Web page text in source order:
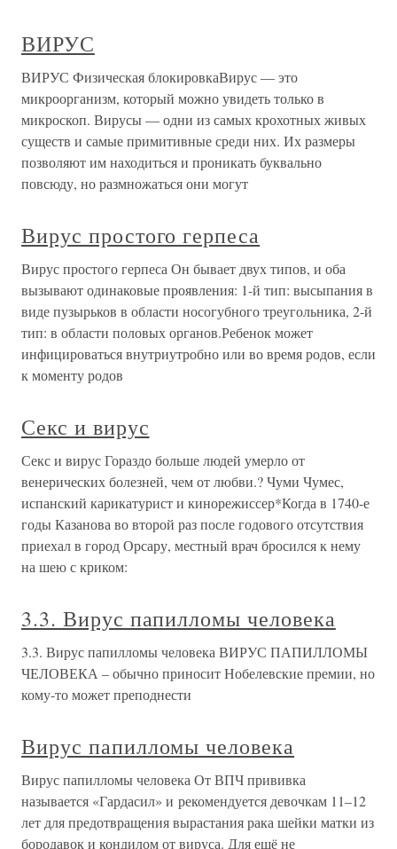
ВИРУС
ВИРУС Физическая блокировкаВирус — это
микроорганизм, который можно увидеть только в
микроскоп. Вирусы — одни из самых крохотных живых
существ и самые примитивные среди них. Их размеры
позволяют им находиться и проникать буквально
повсюду, но размножаться они могут
Вирус простого герпеса
Вирус простого герпеса Он бывает двух типов, и оба
вызывают одинаковые проявления: 1-й тип: высыпания в
виде пузырьков в области носогубного треугольника, 2-й
тип: в области половых органов.Ребенок может
инфицироваться внутриутробно или во время родов, если
к моменту родов
Секс и вирус
Секс и вирус Гораздо больше людей умерло от
венерических болезней, чем от любви.? Чуми Чумес,
испанский карикатурист и кинорежиссер*Когда в 1740-е
годы Казанова во второй раз после годового отсутствия
приехал в город Орсару, местный врач бросился к нему
на шею с криком:
3.3. Вирус папилломы человека
3.3. Вирус папилломы человека ВИРУС ПАПИЛЛОМЫ
ЧЕЛОВЕКА – обычно приносит Нобелевские премии, но
кому-то может преподнести
Вирус папилломы человека
Вирус папилломы человека От ВПЧ прививка
называется «Гардасил» и рекомендуется девочкам 11–12
лет для предотвращения вырастания рака шейки матки из
бородавок и кондилом от вируса. Для ещё не